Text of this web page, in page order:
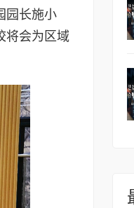
园长施小
将会为区域